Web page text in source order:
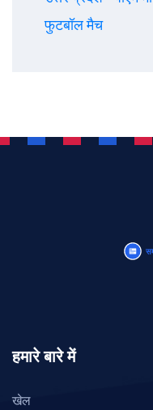
फुटबॉल मैच
हमारे बारे में
खेल